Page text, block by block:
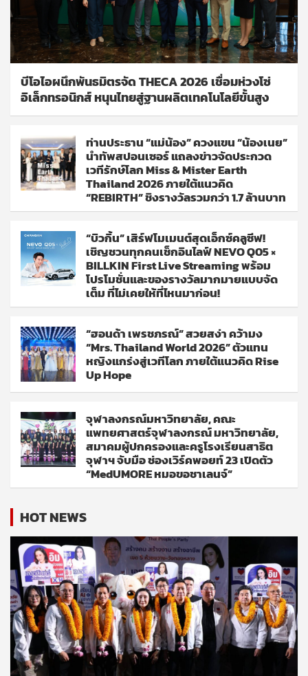
บีโอไอผนึกพันธมิตรจัด THECA 2026 เชื่อมห่วงโซ่
อิเล็กทรอนิกส์ หนุนไทยสู่ฐานผลิตเทคโนโลยีขั้นสูง
ท่านประธาน “แม่น้อง” ควงแขน “น้องเนย”
นำทัพสปอนเซอร์ แถลงข่าวจัดประกวด
เวทีรักษ์โลก Miss & Mister Earth
Thailand 2026 ภายใต้แนวคิด
“REBIRTH” ชิงรางวัลรวมกว่า 1.7 ล้านบาท
“บิวกิ้น” เสิร์ฟโมเมนต์สุดเอ็กซ์คลูซีฟ!
เชิญชวนทุกคนเช็กอินไลฟ์ NEVO Q05 ×
BILLKIN First Live Streaming พร้อม
โปรโมชั่นและของรางวัลมากมายแบบจัด
เต็ม ที่ไม่เคยให้ที่ไหนมาก่อน!
“ฮอนด้า เพรชภรณ์” สวยสง่า คว้ามง
“Mrs. Thailand World 2026” ตัวแทน
หญิงแกร่งสู่เวทีโลก ภายใต้แนวคิด Rise
Up Hope
จุฬาลงกรณ์มหาวิทยาลัย, คณะ
แพทยศาสตร์จุฬาลงกรณ์ มหาวิทยาลัย,
สมาคมผู้ปกครองและครูโรงเรียนสาธิต
จุฬาฯ จับมือ ช่องเวิร์คพอยท์ 23 เปิดตัว
“MedUMORE หมอขอชาเลนจ์”
HOT NEWS